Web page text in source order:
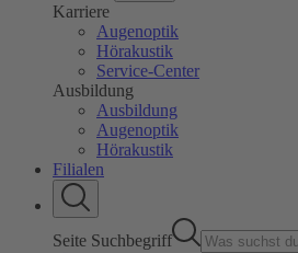
Karriere
Augenoptik
Hörakustik
Service-Center
Ausbildung
Ausbildung
Augenoptik
Hörakustik
Filialen
Seite Suchbegriff